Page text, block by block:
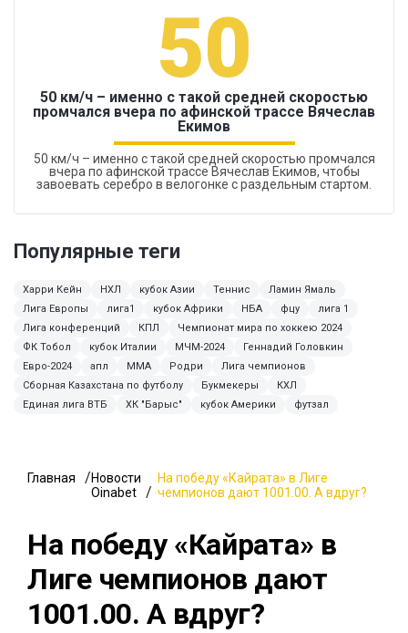
50
50 км/ч – именно с такой средней скоростью
промчался вчера по афинской трассе Вячеслав
Екимов
50 км/ч – именно с такой средней скоростью промчался
вчера по афинской трассе Вячеслав Екимов, чтобы
завоевать серебро в велогонке с раздельным стартом.
Популярные теги
Харри Кейн НХЛ кубок Азии Теннис
Ламин Ямаль
Лига Европы
лига1 кубок Африки НБА фцу
лига 1
Лига конференций
КПЛ
Чемпионат мира по хоккею 2024
ФК Тобол
кубок Италии МЧМ-2024
Геннадий Головкин
Евро-2024
апл MMA Родри
Лига чемпионов
Сборная Казахстана по футболу
Букмекеры
КХЛ
Единая лига ВТБ
ХК "Барыс" кубок Америки футзал
Главная
Новости
Oinabet
На победу «Кайрата» в Лиге
чемпионов дают 1001.00. А вдруг?
На победу «Кайрата» в
Лиге чемпионов дают
1001.00. А вдруг?